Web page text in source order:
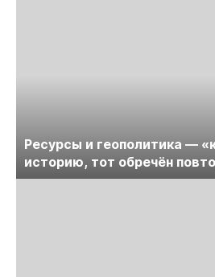
Ресурсы и геополитика —
историю, тот обречён